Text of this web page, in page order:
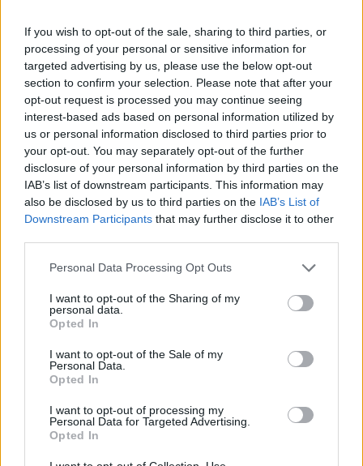
If you wish to opt-out of the sale, sharing to third parties, or
processing of your personal or sensitive information for
targeted advertising by us, please use the below opt-out
section to confirm your selection. Please note that after your
opt-out request is processed you may continue seeing
interest-based ads based on personal information utilized by
us or personal information disclosed to third parties prior to
your opt-out. You may separately opt-out of the further
disclosure of your personal information by third parties on the
IAB’s list of downstream participants. This information may
also be disclosed by us to third parties on the IAB’s List of
Downstream Participants that may further disclose it to other
Personal Data Processing Opt Outs
I want to opt-out of the Sharing of my
personal data.
Opted In
I want to opt-out of the Sale of my
Personal Data.
Opted In
I want to opt-out of processing my
Personal Data for Targeted Advertising.
Opted In
DEIXA UNA RESPOSTA
Comentari:
Deseu el meu nom, el correu electrònic i el lloc web en